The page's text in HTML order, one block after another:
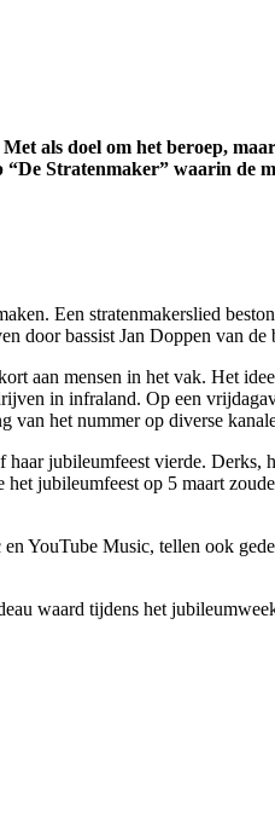
als doel om het beroep,
“De Stratenmaker” waarin de
Een stratenmakerslied
door bassist Jan Doppen van de
aan mensen in het vak. Het
in infraland. Op een
van het nummer op diverse
jubileumfeest vierde. Derks,
jubileumfeest op 5 maart
YouTube Music, tellen ook
waard tijdens het